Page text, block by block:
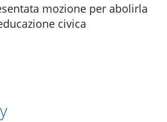
mozione per abolirla
civica